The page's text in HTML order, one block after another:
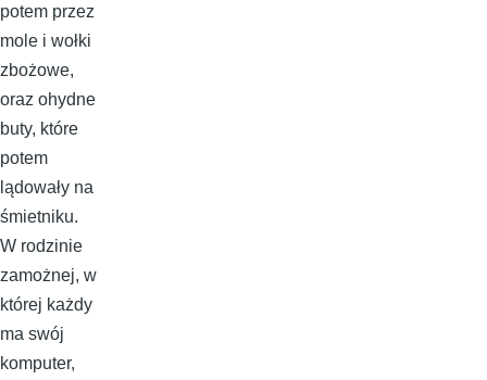
potem przez
mole i wołki
zbożowe,
oraz ohydne
buty, które
potem
lądowały na
śmietniku.
W rodzinie
zamożnej, w
której każdy
ma swój
komputer,